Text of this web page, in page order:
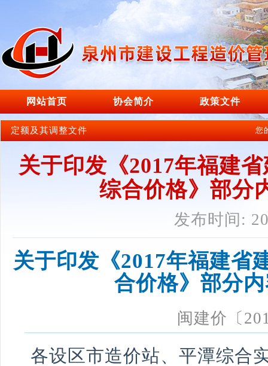
网站首页 协会简介 政策文件
定额及其调整文件 您
关于印发《2017年福建
综合价格》部分
发布时间:
关于印发《2017年福建省
合价格》部分
闽建价〔
各设区市造价站、平潭综合